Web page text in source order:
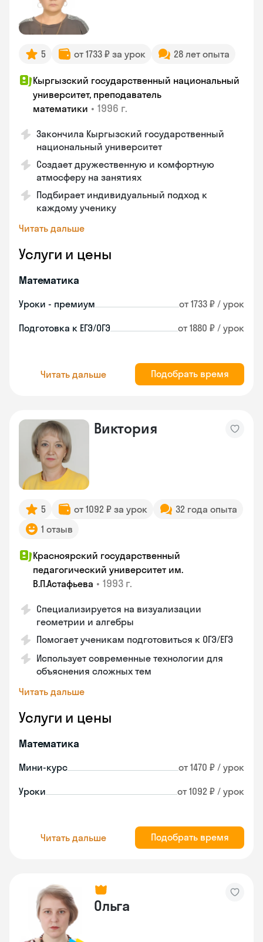
5 от 1733 ₽ за урок 28 лет опыта
Кыргызский государственный национальный
университет, преподаватель
математики • 1996 г.
Закончила Кыргызский государственный
национальный университет
Создает дружественную и комфортную
атмосферу на занятиях
Подбирает индивидуальный подход к
каждому ученику
Читать дальше
Услуги и цены
Математика
Уроки - премиум от 1733 ₽ / урок
Подготовка к ЕГЭ/ОГЭ от 1880 ₽ / урок
Читать дальше Подобрать время
Виктория
5 от 1092 ₽ за урок
32 года опыта
1 отзыв
Красноярский государственный
педагогический университет им.
В.П.Астафьева • 1993 г.
Специализируется на визуализации
геометрии и алгебры
Помогает ученикам подготовиться к ОГЭ/ЕГЭ
Использует современные технологии для
объяснения сложных тем
Читать дальше
Услуги и цены
Математика
Мини-курс от 1470 ₽ / урок
Уроки от 1092 ₽ / урок
Читать дальше Подобрать время
Ольга